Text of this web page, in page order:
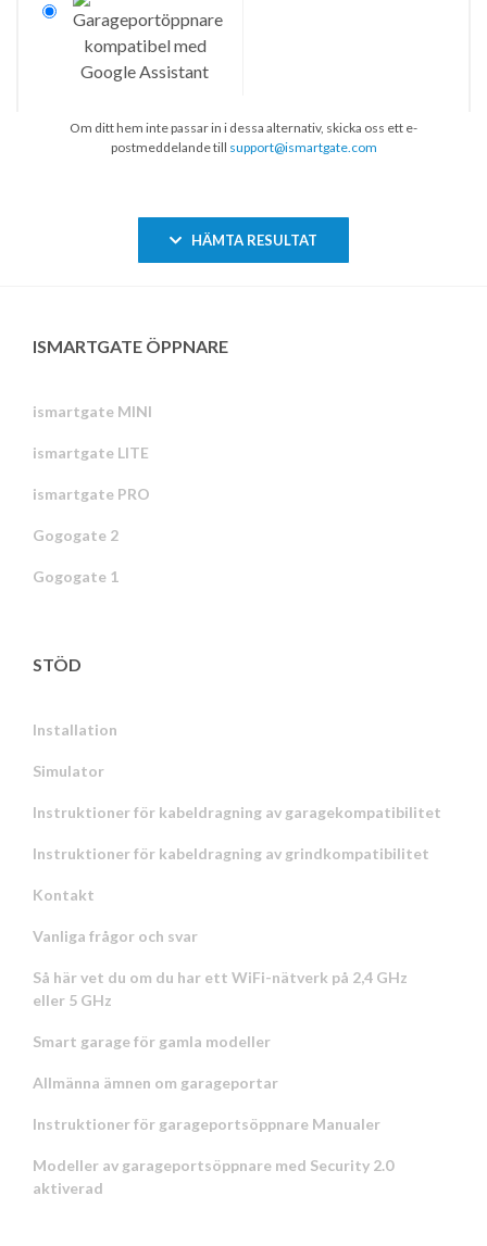
Om ditt hem inte passar in i dessa alternativ, skicka oss ett e-
postmeddelande till support@ismartgate.com
HÄMTA RESULTAT
ISMARTGATE ÖPPNARE
ismartgate MINI
ismartgate LITE
ismartgate PRO
Gogogate 2
Gogogate 1
STÖD
Installation
Simulator
Instruktioner för kabeldragning av garagekompatibilitet
Instruktioner för kabeldragning av grindkompatibilitet
Kontakt
Vanliga frågor och svar
Så här vet du om du har ett WiFi-nätverk på 2,4 GHz
eller 5 GHz
Smart garage för gamla modeller
Allmänna ämnen om garageportar
Instruktioner för garageportsöppnare Manualer
Modeller av garageportsöppnare med Security 2.0
aktiverad